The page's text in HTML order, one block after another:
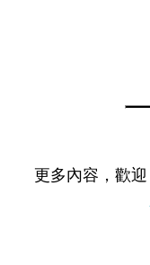
更多內容，歡迎